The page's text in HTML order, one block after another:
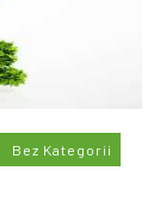
Bez Kategorii